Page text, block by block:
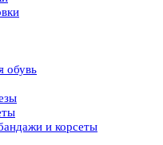
обувь
и корсеты